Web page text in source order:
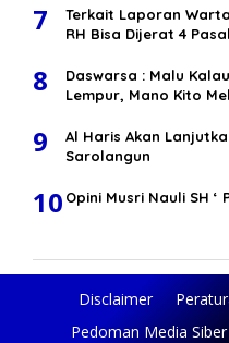
7
Terkait Laporan
RH Bisa Dijerat 4 Pasal
8
Daswarsa : Malu
Lempur, Mano Kito
9
Al Haris Akan
Sarolangun
10 Opini Musri Nauli SH ‘
Disclaimer
Pedoman Media Siber